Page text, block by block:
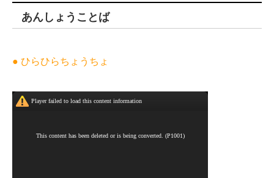
あんしょうことば
● ひらひらちょうちょ